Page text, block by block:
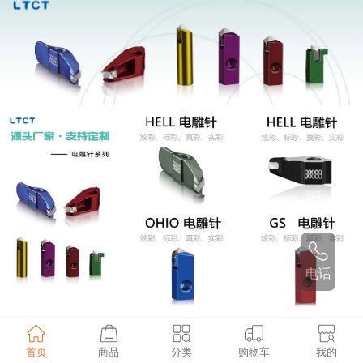
电话
首页 商品 分类 购物车 我的